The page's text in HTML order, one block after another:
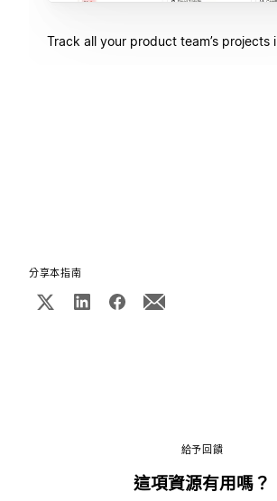
Track all your product team’s projects
分享本指南
給予回饋
這項資源有用嗎？